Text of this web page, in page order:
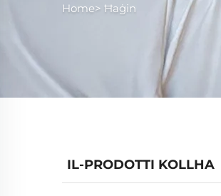
Home> Ħaġin
IL-PRODOTTI KOLLHA